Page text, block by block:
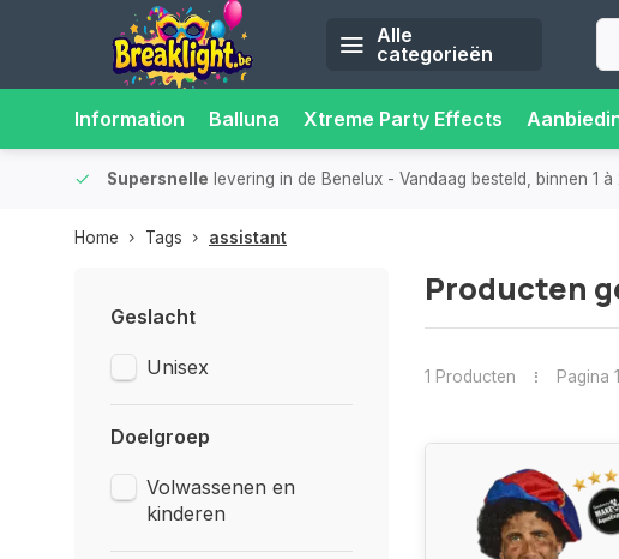
Alle
categorieën
Information Balluna Xtreme Party Effects
Supersnelle levering in de Benelux - Vandaag besteld, binnen 1
Home Tags assistant
Geslacht
Unisex
Doelgroep
Volwassenen en
kinderen
Producten
1 Producten Pagina